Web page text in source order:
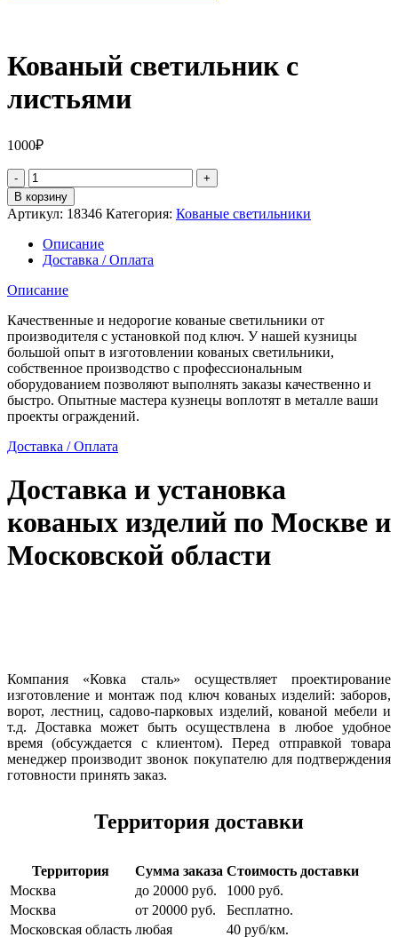
Кованый светильник с
листьями
1000₽
Количество
товара
Кованый
светильник
с
листьями
В корзину
Артикул: 18346 Категория: Кованые светильники
Описание
Доставка / Оплата
Описание
Качественные и недорогие кованые светильники от
производителя с установкой под ключ. У нашей кузницы
большой опыт в изготовлении кованых светильники,
собственное производство с профессиональным
оборудованием позволяют выполнять заказы качественно и
быстро. Опытные мастера кузнецы воплотят в металле ваши
проекты ограждений.
Доставка / Оплата
Доставка и установка
кованых изделий по Москве и
Московской области
Компания «Ковка сталь» осуществляет проектирование
изготовление и монтаж под ключ кованых изделий: заборов,
ворот, лестниц, садово-парковых изделий, кованой мебели и
т.д. Доставка может быть осуществлена в любое удобное
время (обсуждается с клиентом). Перед отправкой товара
менеджер производит звонок покупателю для подтверждения
готовности принять заказ.
Территория доставки
Территория Сумма заказа Стоимость доставки
Москва
до 20000 руб.
1000 руб.
Москва
от 20000 руб.
Бесплатно.
Московская область любая
40 руб/км.